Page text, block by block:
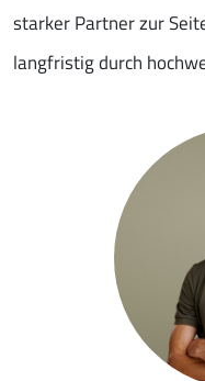
starker Partner zur
langfristig durch